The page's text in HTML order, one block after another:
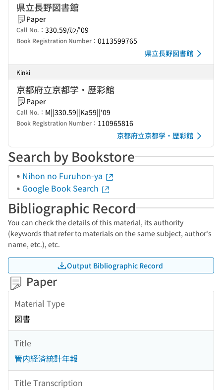
県立長野図書館
Paper
Call No.： 330.59/ｶﾝ/'09
Book Registration Number： 0113599765
県立長野図書館
Kinki
京都府立京都学・歴彩館
Paper
Call No.： M||330.59||Ka59||'09
Book Registration Number： 110965816
京都府立京都学・歴彩館
Search by Bookstore
Nihon no Furuhon-ya
Google Book Search
Bibliographic Record
You can check the details of this material, its authority
(keywords that refer to materials on the same subject, author's
name, etc.), etc.
Output Bibliographic Record
Paper
Material Type
図書
Title
管内経済統計年報
Title Transcription